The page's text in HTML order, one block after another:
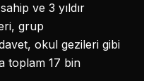
ve 3 yıldır
grup
okul gezileri gibi
toplam 17 bin